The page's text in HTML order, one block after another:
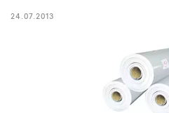
24.07.2013